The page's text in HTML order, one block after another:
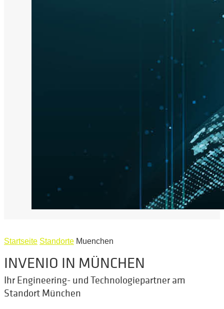
Startseite Standorte Muenchen
INVENIO IN MÜNCHEN
Ihr Engineering- und Technologiepartner am
Standort München